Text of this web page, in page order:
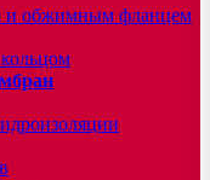
и обжимным фланцем